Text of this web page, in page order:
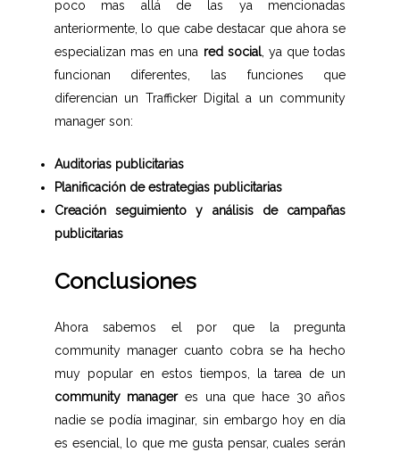
poco mas allá de las ya mencionadas
anteriormente, lo que cabe destacar que ahora se
especializan mas en una red social, ya que todas
funcionan diferentes, las funciones que
diferencian un Trafficker Digital a un community
manager son:
Auditorias publicitarias
Planificación de estrategias publicitarias
Creación seguimiento y análisis de campañas
publicitarias
Conclusiones
Ahora sabemos el por que la pregunta
community manager cuanto cobra se ha hecho
muy popular en estos tiempos, la tarea de un
community manageres una que hace 30 años
nadie se podía imaginar, sin embargo hoy en día
es esencial, lo que me gusta pensar, cuales serán